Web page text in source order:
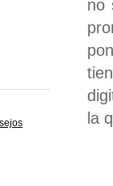
no
la